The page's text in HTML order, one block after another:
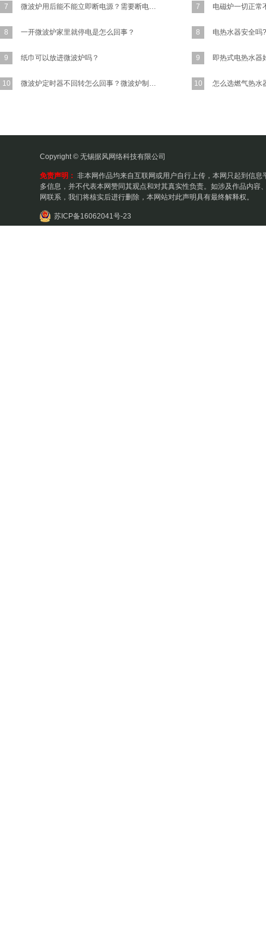
7 微波炉用后能不能立即断电源？需要断电源吗?
8 一开微波炉家里就停电是怎么回事？
9 纸巾可以放进微波炉吗？
10 微波炉定时器不回转怎么回事？微波炉制热是正常的！
7
8
9
10
Copyright © 无锡据风网络科技有限公司
免责声明： 非本网作品均来自互联网或用户自行上传，本网只起到信息
多信息，并不代表本网赞同其观点和对其真实性负责。如涉及作品内容
网联系，我们将核实后进行删除，本网站对此声明具有最终解释权。
苏ICP备16062041号-23